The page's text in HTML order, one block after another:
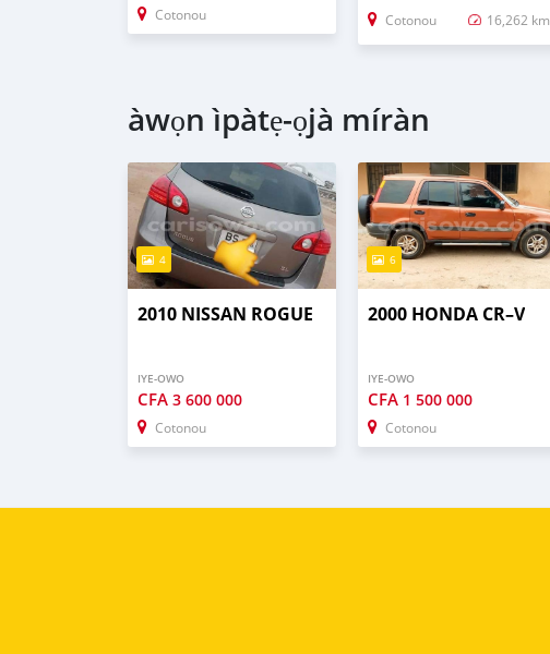
Cotonou Cotonou 16,262 km
àwọn ìpàtẹ-ọjà míràn
4
2010 NISSAN ROGUE
IYE-OWO
CFA 3 600 000
Cotonou
6
2000 HONDA CR–V
IYE-OWO
CFA 1 500 000
Cotonou